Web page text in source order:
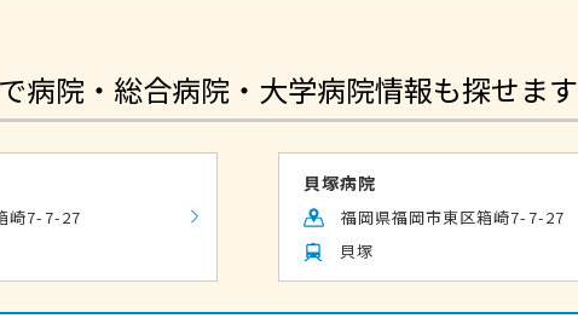
病院・総合病院・大学病院情報も探せます
崎7-7-27
貝塚病院
福岡県福岡市東区箱崎7-7-27
貝塚